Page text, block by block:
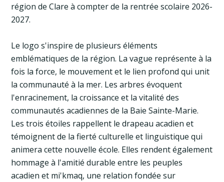
région de Clare à compter de la rentrée scolaire 2026-
2027.
Le logo s'inspire de plusieurs éléments
emblématiques de la région. La vague représente à la
fois la force, le mouvement et le lien profond qui unit
la communauté à la mer. Les arbres évoquent
l'enracinement, la croissance et la vitalité des
communautés acadiennes de la Baie Sainte-Marie.
Les trois étoiles rappellent le drapeau acadien et
témoignent de la fierté culturelle et linguistique qui
animera cette nouvelle école. Elles rendent également
hommage à l'amitié durable entre les peuples
acadien et mi'kmaq, une relation fondée sur